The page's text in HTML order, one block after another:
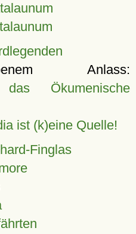
Anlass:
Ökumenische
ist (k)eine Quelle!
Finglas